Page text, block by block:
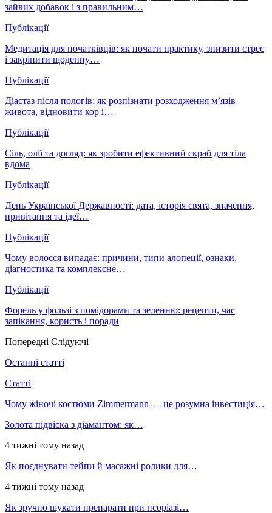
зайвих добавок і з правильним…
Публікації
Медитація для початківців: як почати практику, знизити стрес
і закріпити щоденну…
Публікації
Діастаз після пологів: як розпізнати розходження м’язів
живота, відновити кор і…
Публікації
Сіль, олії та догляд: як зробити ефективний скраб для тіла
вдома
Публікації
День Української Державності: дата, історія свята, значення,
привітання та ідеї…
Публікації
Чому волосся випадає: причини, типи алопеції, ознаки,
діагностика та комплексне…
Публікації
Форель у фользі з помідорами та зеленню: рецепти, час
запікання, користь і поради
Попередні Слідуючі
Останні статті
Статті
Чому жіночі костюми Zimmermann — це розумна інвестиція…
Золота підвіска з діамантом: як…
4 тижні тому назад
Як поєднувати тейпи й масажні ролики для…
4 тижні тому назад
Як зручно шукати препарати при псоріазі…